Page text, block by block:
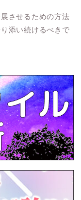
させるための方法
添い続けるべきで